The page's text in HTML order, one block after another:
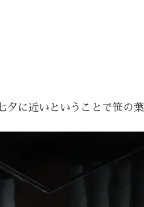
に近いということで笹の